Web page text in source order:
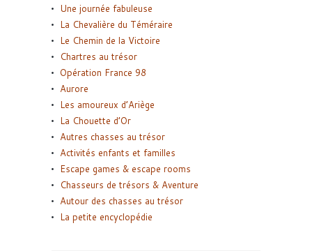
Une journée fabuleuse
La Chevalière du Téméraire
Le Chemin de la Victoire
Chartres au trésor
Opération France 98
Aurore
Les amoureux d’Ariège
La Chouette d’Or
Autres chasses au trésor
Activités enfants et familles
Escape games & escape rooms
Chasseurs de trésors & Aventure
Autour des chasses au trésor
La petite encyclopédie